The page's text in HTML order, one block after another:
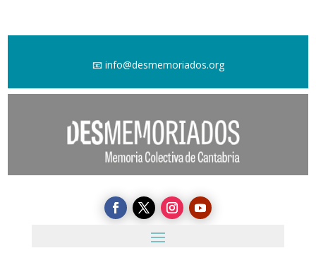
📧 info@desmemoriados.org